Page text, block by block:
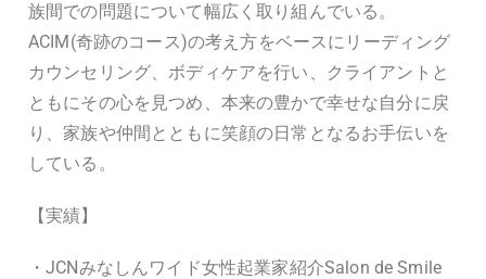
族間での問題について幅広く取り組んでいる。
ACIM(奇跡のコース)の考え方をベースにリーディング
カウンセリング、ボディケアを行い、クライアントと
ともにその心を見つめ、本来の豊かで幸せな自分に戻
り、家族や仲間とともに笑顔の日常となるお手伝いを
している。
【実績】
・JCNみなしんワイド女性起業家紹介Salon de Smile